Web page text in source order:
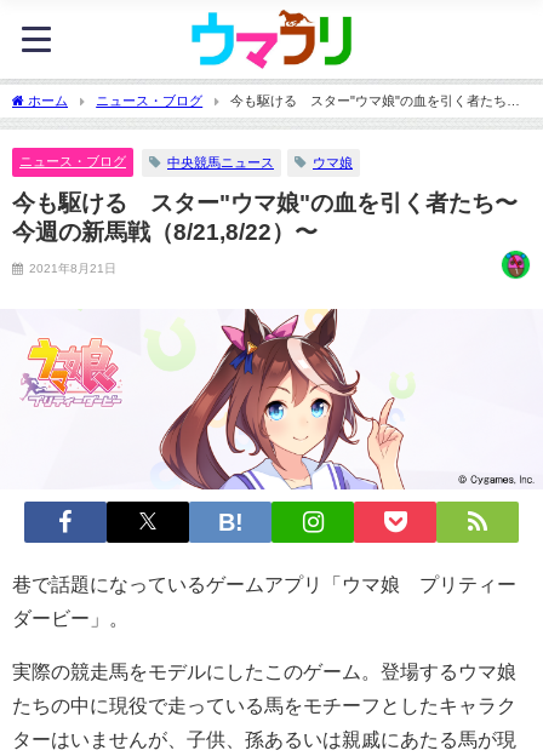
ホーム ニュース・ブログ
今も駆ける スター"ウマ娘"の血を引く者たち〜
今週の新馬戦（8/21,8/22）〜
ニュース・ブログ 中央競馬ニュース ウマ娘
今も駆ける スター"ウマ娘"の血を引く者たち〜
今週の新馬戦（8/21,8/22）〜
2021年8月21日
巷で話題になっているゲームアプリ「ウマ娘 プリティー
ダービー」。
実際の競走馬をモデルにしたこのゲーム。登場するウマ娘
たちの中に現役で走っている馬をモチーフとしたキャラク
ターはいませんが、子供、孫あるいは親戚にあたる馬が現